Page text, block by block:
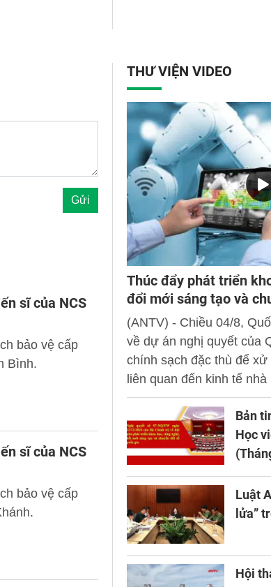
sĩ của NCS
bảo vệ cấp
Bình.
sĩ của NCS
bảo vệ cấp
THƯ VIỆN VIDEO
Thúc đẩy phát triển
đổi mới sáng tạo và
(ANTV) - Chiều 04/8,
về dự án nghị quyết của
chính sạch đặc thù để
liên quan đến kinh tế
và ứng dụng khoa học
tạo và chuyển đổi số.Bản
Học
Luật
lửa”
Hội